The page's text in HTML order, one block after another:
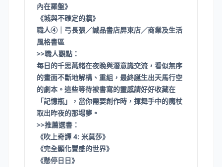
內在羅盤》
《城與不確定的牆》
職人④｜弓長張／誠品書店屏東店／商業及生活
風格書區
>>職人觀點：
每日的千思萬緒在夜晚與潛意識交流，看似無序
的畫面不斷地解構、重組，最終誕生出天馬行空
的劇本。這些等待被書寫的靈感請好好收藏在
「記憶瓶」，當你需要創作時，揮舞手中的魔杖
取出昨夜的那場夢。
>>推薦選書：
《吹上奇譚 4: 米莫莎》
《完全顯化豐盛的世界》
《懸停日日》